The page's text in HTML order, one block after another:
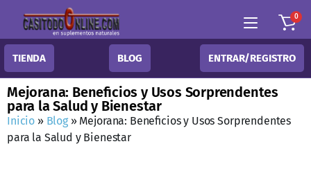
0
TIENDA BLOG ENTRAR/REGISTRO
Mejorana: Beneficios y Usos Sorprendentes
para la Salud y Bienestar
Inicio » Blog» Mejorana: Beneficios y Usos Sorprendentes
para la Salud y Bienestar